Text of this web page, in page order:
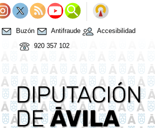
Buzón Antifraude
Accesibilidad
920 357 102